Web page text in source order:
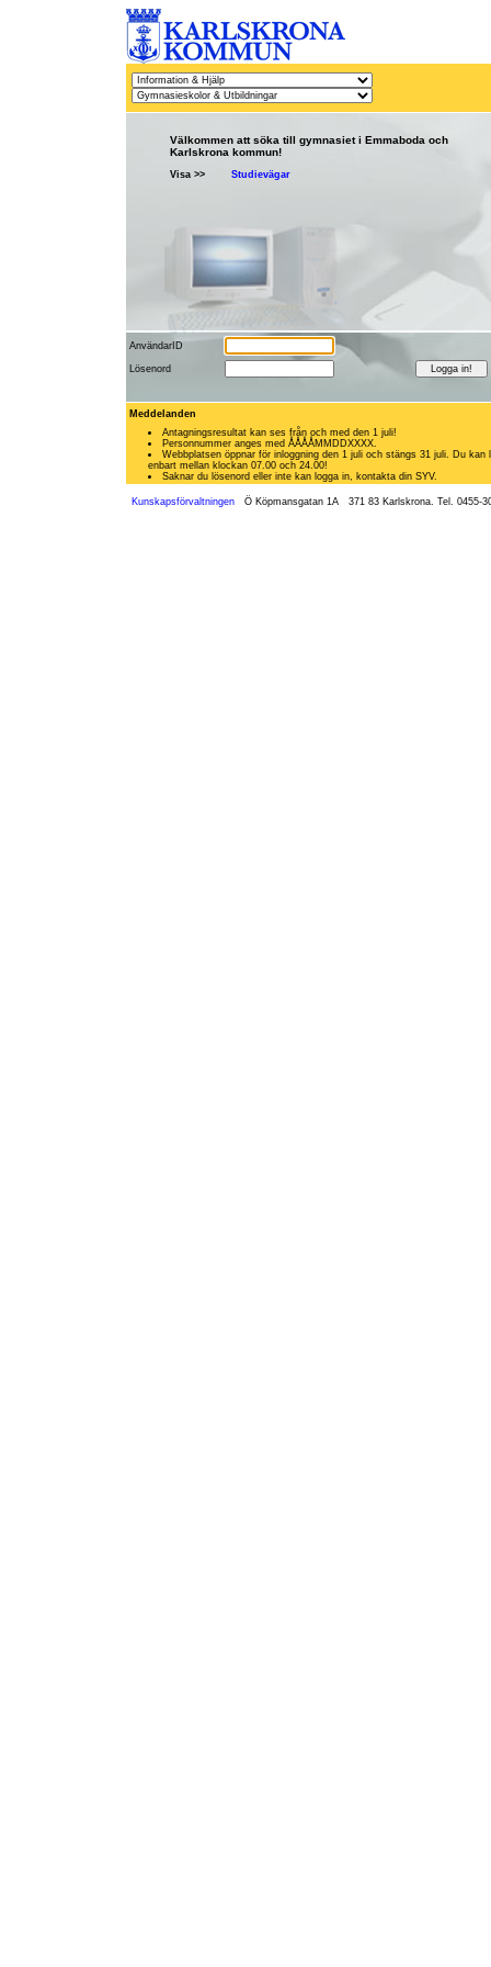
Välkommen att söka till gymnasiet i Emmaboda och
Karlskrona kommun!
Visa >> Studievägar
AnvändarID
Lösenord
Meddelanden
Antagningsresultat kan ses från och med den 1 juli!
Personnummer anges med ÅÅÅÅMMDDXXXX.
Webbplatsen öppnar för inloggning den 1 juli och stängs 31 juli. Du kan
enbart mellan klockan 07.00 och 24.00!
Saknar du lösenord eller inte kan logga in, kontakta din SYV.
Kunskapsförvaltningen Ö Köpmansgatan 1A 371 83 Karlskrona. Tel.